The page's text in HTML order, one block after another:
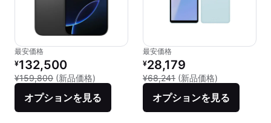
最安価格
リファービッシュ品の価格：
¥132,500
¥159,800 (新品価格) 新品との比較：¥159,800
オプションを見る
最安価格
リファービッシュ品の価格：
¥28,179
¥68,241 (新品価格)
オプションを見る